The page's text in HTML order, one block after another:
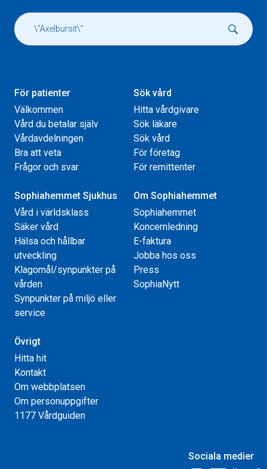
För patienter
Välkommen
Vård du betalar själv
Vårdavdelningen
Bra att veta
Frågor och svar
Sök vård
Hitta vårdgivare
Sök läkare
Sök vård
För företag
För remittenter
Sophiahemmet Sjukhus
Vård i världsklass
Säker vård
Hälsa och hållbar
utveckling
Klagomål/synpunkter på
vården
Synpunkter på miljö eller
service
Om Sophiahemmet
Sophiahemmet
Koncernledning
E-faktura
Jobba hos oss
Press
SophiaNytt
Övrigt
Hitta hit
Kontakt
Om webbplatsen
Om personuppgifter
1177 Vårdguiden
Sociala medier